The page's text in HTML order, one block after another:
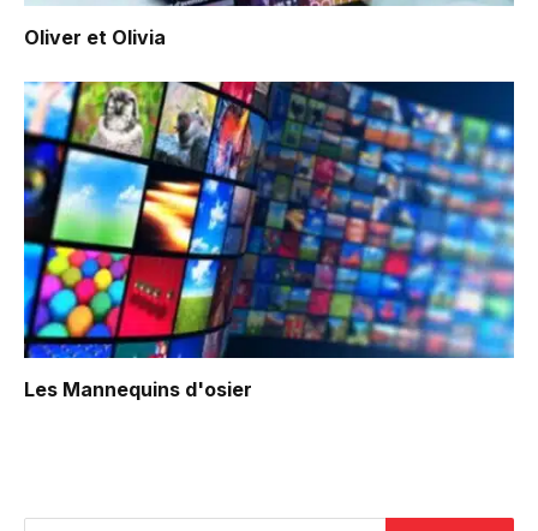
Oliver et Olivia
Les Mannequins d'osier